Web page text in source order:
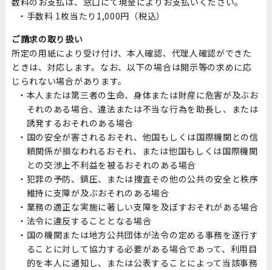
手数料 1枚当たり1,000円（税込）
ご請求の取り扱い
所定の用紙により受け付け、本人確認、代理人確認ができた
ときは、対応します。なお、以下の場合は開示等の求めに応
じられない場合があります。
本人または第三者の生命、身体または財産に危害が及ぶお
それのある場合、違法または不当な行為を助長し、または
誘発するおそれのある場合
国の安全が害されるおそれ、他国もしくは国際機関との信
頼関係が損なわれるおそれ、または他国もしくは国際機関
との交渉上不利益を被るおそれのある場合
犯罪の予防、鎮圧、または捜査その他の公共の安全と秩序
維持に支障が及ぶおそれのある場合
業務の適正な実施に著しい支障を及ぼすおそれがある場合
法令に違反することとなる場合
国の機関または地方公共団体が法令の定める事務を遂行す
ることに対して協力する必要がある場合であって、利用目
的を本人に通知し、または公表することによって当該事務